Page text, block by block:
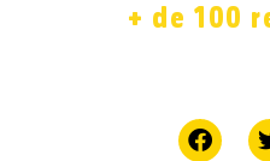
+ de 100